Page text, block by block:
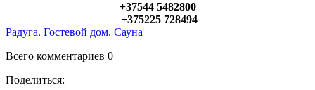
+37544 5482800
+375225 728494
Радуга. Гостевой дом. Сауна
Всего комментариев 0
Поделиться: